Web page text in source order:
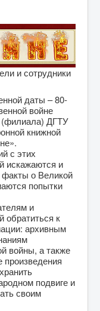
и сотрудники
даты – 80-
войне
(филиала) ДГТУ
книжной
с этих
искажаются и
о Великой
попытки
и
обратиться к
архивным
войны, а также
произведения
подвиге и
своим